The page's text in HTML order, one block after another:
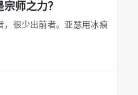
师之力？
，很少出前者。亚瑟用冰痕